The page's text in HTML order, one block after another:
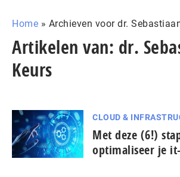
Home » Archieven voor dr.
Artikelen van: dr.
Keurs
CLOUD &
Met deze (6!)
optimaliseer je